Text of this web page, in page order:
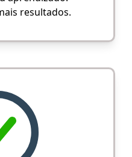
resultados.